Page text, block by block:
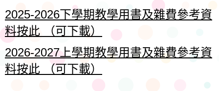
2025-2026下學期教學用書及雜費參考資
料按此 （可下載）
2026-2027上學期教學用書及雜費參考資
料按此 （可下載）